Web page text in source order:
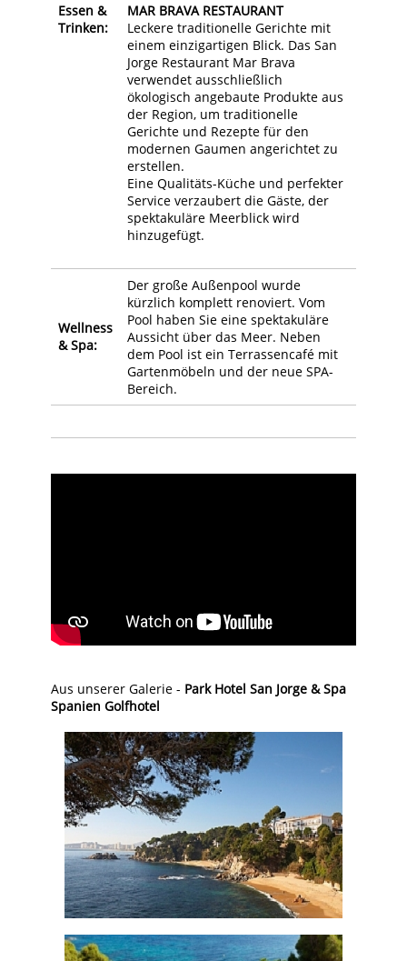
Essen &
Trinken:
MAR BRAVA RESTAURANT
Leckere traditionelle Gerichte mit
einem einzigartigen Blick. Das San
Jorge Restaurant Mar Brava
verwendet ausschließlich
ökologisch angebaute Produkte aus
der Region, um traditionelle
Gerichte und Rezepte für den
modernen Gaumen angerichtet zu
erstellen.
Eine Qualitäts-Küche und perfekter
Service verzaubert die Gäste, der
spektakuläre Meerblick wird
hinzugefügt.
Wellness
& Spa:
Der große Außenpool wurde
kürzlich komplett renoviert. Vom
Pool haben Sie eine spektakuläre
Aussicht über das Meer. Neben
dem Pool ist ein Terrassencafé mit
Gartenmöbeln und der neue SPA-
Bereich.
Aus unserer Galerie - Park Hotel San Jorge & Spa
Spanien Golfhotel